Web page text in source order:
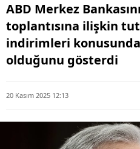
ABD Merkez
toplantısına ilişkin
indirimleri konusunda
olduğunu gösterdi
20 Kasım 2025 12:13